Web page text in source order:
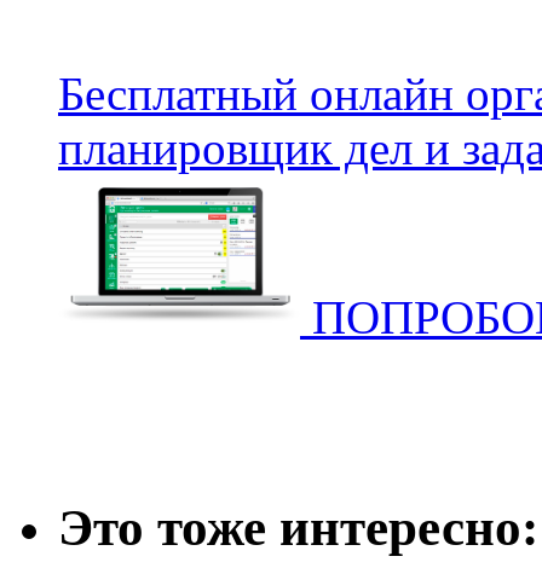
Бесплатный онлайн
планировщик дел и
Это тоже интересно: